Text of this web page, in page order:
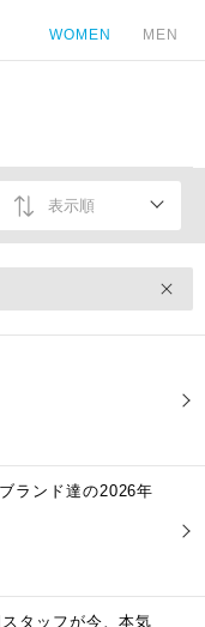
WOMEN MEN
表示順
ランド達の2026年
タッフが今、本気